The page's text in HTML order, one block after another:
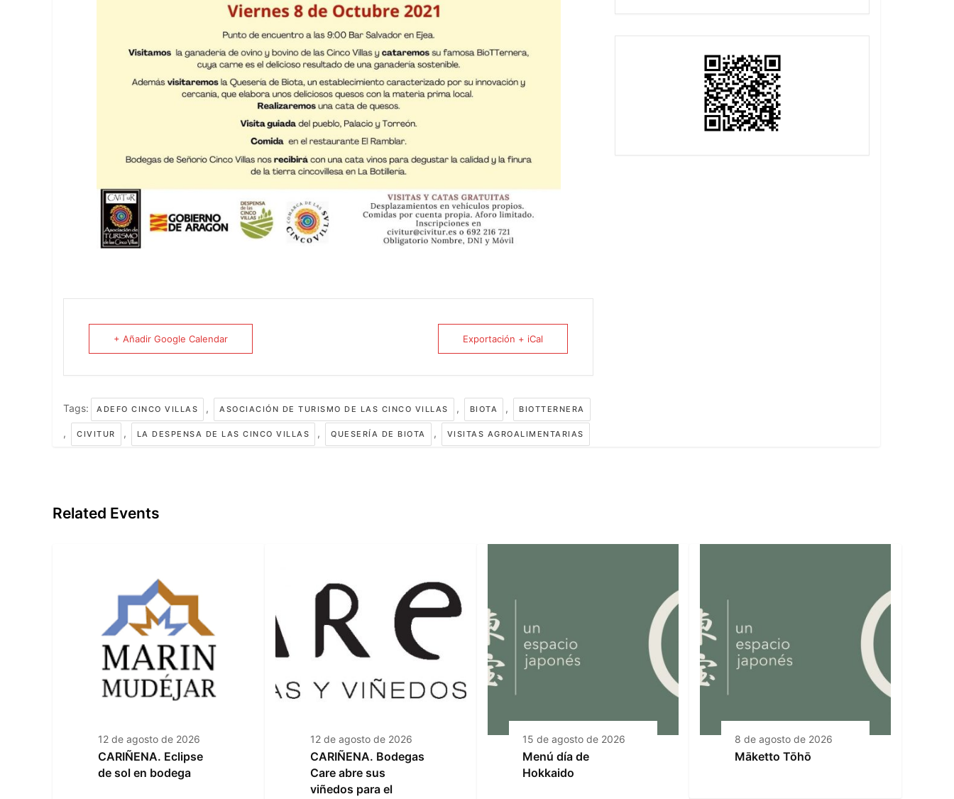
+ Añadir Google Calendar Exportación + iCal
Tags: ADEFO CINCO VILLAS , ASOCIACIÓN DE TURISMO DE LAS CINCO VILLAS , BIOTA , BIOTTERNERA
, CIVITUR , LA DESPENSA DE LAS CINCO VILLAS , QUESERÍA DE BIOTA , VISITAS AGROALIMENTARIAS
Related Events
12 de agosto de 2026
CARIÑENA. Eclipse
de sol en bodega
12 de agosto de 2026
CARIÑENA. Bodegas
Care abre sus
viñedos para el
15 de agosto de 2026
Menú día de
Hokkaido
8 de agosto de 2026
Māketto Tōhō